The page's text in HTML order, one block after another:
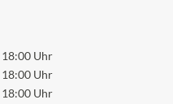
Uhr
Uhr
Uhr